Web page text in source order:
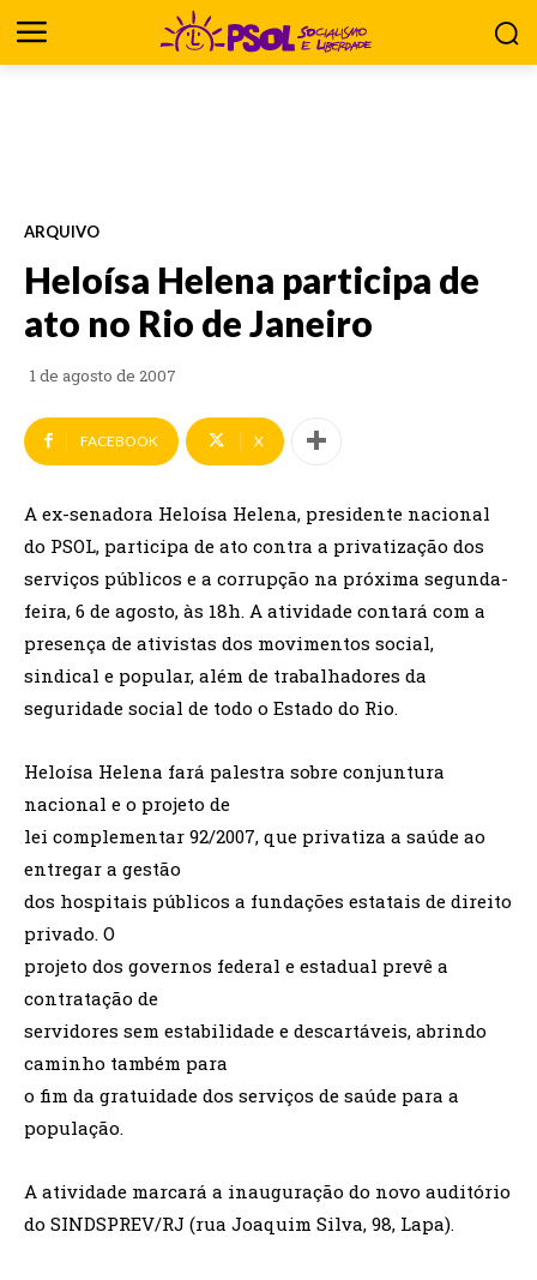
ARQUIVO
Heloísa Helena participa de
ato no Rio de Janeiro
1 de agosto de 2007
FACEBOOK X
A ex-senadora Heloísa Helena, presidente nacional
do PSOL, participa de ato contra a privatização dos
serviços públicos e a corrupção na próxima segunda-
feira, 6 de agosto, às 18h. A atividade contará com a
presença de ativistas dos movimentos social,
sindical e popular, além de trabalhadores da
seguridade social de todo o Estado do Rio.
Heloísa Helena fará palestra sobre conjuntura
nacional e o projeto de
lei complementar 92/2007, que privatiza a saúde ao
entregar a gestão
dos hospitais públicos a fundações estatais de direito
privado. O
projeto dos governos federal e estadual prevê a
contratação de
servidores sem estabilidade e descartáveis, abrindo
caminho também para
o fim da gratuidade dos serviços de saúde para a
população.
A atividade marcará a inauguração do novo auditório
do SINDSPREV/RJ (rua Joaquim Silva, 98, Lapa).